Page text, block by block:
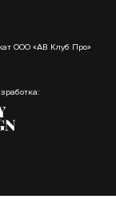
ООО «АВ Клуб Про»